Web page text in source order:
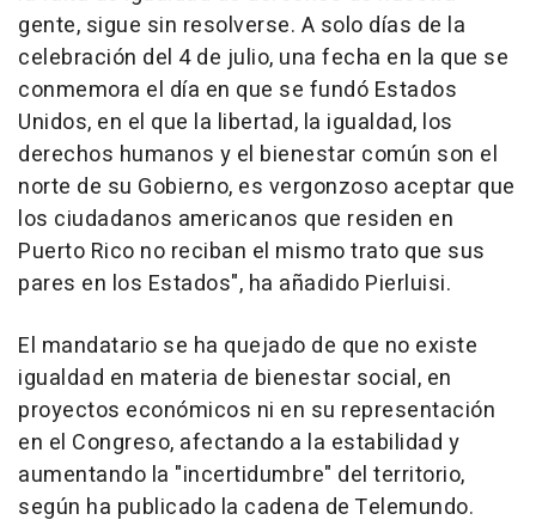
gente, sigue sin resolverse. A solo días de la
celebración del 4 de julio, una fecha en la que se
conmemora el día en que se fundó Estados
Unidos, en el que la libertad, la igualdad, los
derechos humanos y el bienestar común son el
norte de su Gobierno, es vergonzoso aceptar que
los ciudadanos americanos que residen en
Puerto Rico no reciban el mismo trato que sus
pares en los Estados", ha añadido Pierluisi.
El mandatario se ha quejado de que no existe
igualdad en materia de bienestar social, en
proyectos económicos ni en su representación
en el Congreso, afectando a la estabilidad y
aumentando la "incertidumbre" del territorio,
según ha publicado la cadena de Telemundo.